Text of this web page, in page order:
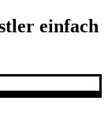
einfach